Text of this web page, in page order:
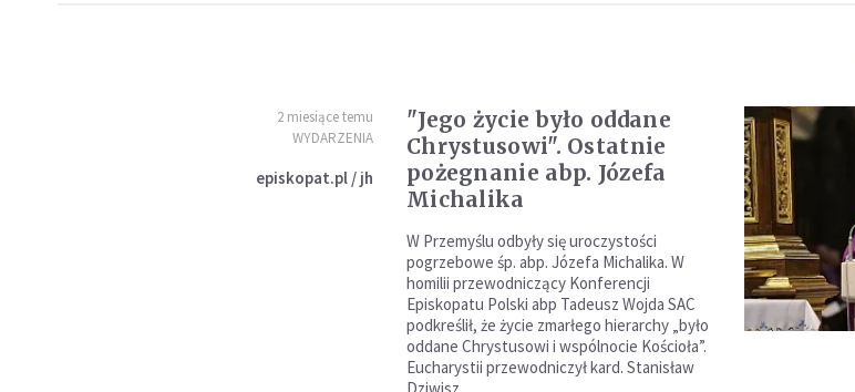
2 miesiące temu
WYDARZENIA
episkopat.pl / jh
"Jego życie było oddane
Chrystusowi". Ostatnie
pożegnanie abp. Józefa
Michalika
W Przemyślu odbyły się uroczystości
pogrzebowe śp. abp. Józefa Michalika. W
homilii przewodniczący Konferencji
Episkopatu Polski abp Tadeusz Wojda SAC
podkreślił, że życie zmarłego hierarchy „było
oddane Chrystusowi i wspólnocie Kościoła”.
Eucharystii przewodniczył kard. Stanisław